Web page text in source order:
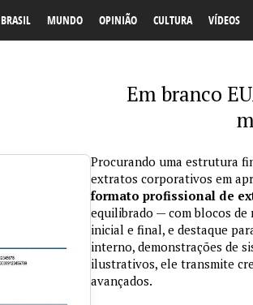
BRASIL MUNDO OPINIÃO CULTURA VÍDEOS
Em branco
Procurando uma estrutura
extratos corporativos em
formato profissional de
equilibrado — com blocos de
inicial e final, e destaque
interno, demonstrações de
ilustrativos, ele transmite
avançados.